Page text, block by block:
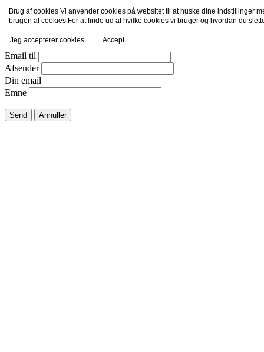
Email dette link til en ven.
Luk vindue
Email til
Afsender
Din email
Emne
Send Annuller
Brug af cookies Vi anvender cookies på websitet til at huske dine indstillinger
brugen af cookies.For at finde ud af hvilke cookies vi bruger og hvordan du
Jeg accepterer cookies. Accept